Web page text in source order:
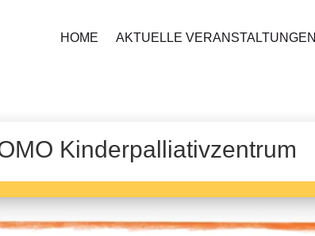
HOME AKTUELLE VERANSTALTUNGEN
Kinderpalliativzentrum